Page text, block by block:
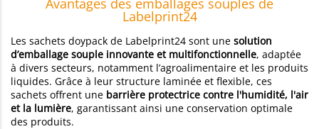
Avantages des emballages souples de
Labelprint24
Les sachets doypack de Labelprint24 sont une solution
d’emballage souple innovante et multifonctionnelle, adaptée
à divers secteurs, notamment l’agroalimentaire et les produits
liquides. Grâce à leur structure laminée et flexible, ces
sachets offrent une barrière protectrice contre l'humidité, l'air
et la lumière, garantissant ainsi une conservation optimale
des produits.